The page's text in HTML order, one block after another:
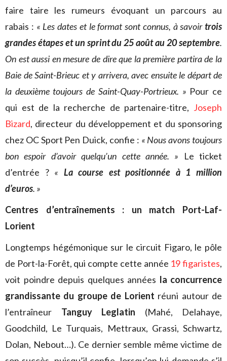
faire taire les rumeurs évoquant un parcours au
rabais : « Les dates et le format sont connus, à savoirtrois
grandes étapes et un sprint du 25 août au 20 septembre.
On est aussi en mesure de dire que la première partira de la
Baie de Saint-Brieuc et y arrivera, avec ensuite le départ de
la deuxième toujours de Saint-Quay-Portrieux. » Pour ce
qui est de la recherche de partenaire-titre, Joseph
Bizard, directeur du développement et du sponsoring
chez OC Sport Pen Duick, confie : « Nous avons toujours
bon espoir d’avoir quelqu’un cette année. » Le ticket
d’entrée ? « La course est positionnée à 1 million
d’euros. »
Centres d’entraînements : un match Port-Laf-
Lorient
Longtemps hégémonique sur le circuit Figaro, le pôle
de Port-la-Forêt, qui compte cette année 19 figaristes,
voit poindre depuis quelques années la concurrence
grandissante du groupe de Lorient réuni autour de
l’entraîneur Tanguy Leglatin (Mahé, Delahaye,
Goodchild, Le Turquais, Mettraux, Grassi, Schwartz,
Dolan, Nebout…). Ce dernier semble même victime de